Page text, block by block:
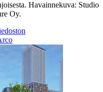
Havainnekuva: Studio
Oy.